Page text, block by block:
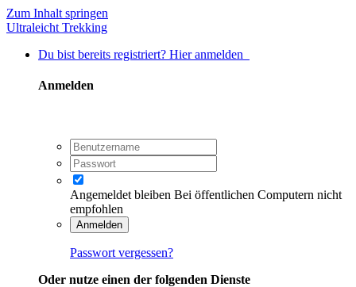
Zum Inhalt springen
Ultraleicht Trekking
Du bist bereits registriert? Hier anmelden
Anmelden
Angemeldet bleiben Bei öffentlichen Computern nicht
empfohlen
Anmelden
Passwort vergessen?
Oder nutze einen der folgenden Dienste